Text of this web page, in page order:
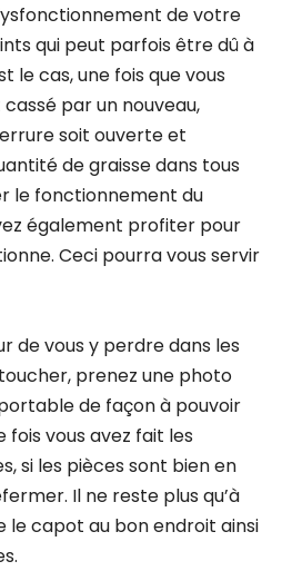
de votre
qui peut parfois être dû à
le cas, une fois que vous
par un nouveau,
soit ouverte et
de graisse dans tous
le fonctionnement du
également profiter pour
Ceci pourra vous servir
de vous y perdre dans les
prenez une photo
de façon à pouvoir
vous avez fait les
si les pièces sont bien en
Il ne reste plus qu’à
capot au bon endroit ainsi